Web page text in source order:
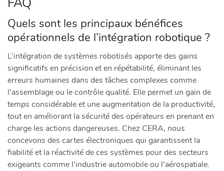
Quels sont les principaux bénéfices
opérationnels de l’intégration robotique ?
L’intégration de systèmes robotisés apporte des gains
significatifs en précision et en répétabilité, éliminant les
erreurs humaines dans des tâches complexes comme
l’assemblage ou le contrôle qualité. Elle permet un gain de
temps considérable et une augmentation de la productivité,
tout en améliorant la sécurité des opérateurs en prenant en
charge les actions dangereuses. Chez CERA, nous
concevons des cartes électroniques qui garantissent la
fiabilité et la réactivité de ces systèmes pour des secteurs
exigeants comme l’industrie automobile ou l’aérospatiale.